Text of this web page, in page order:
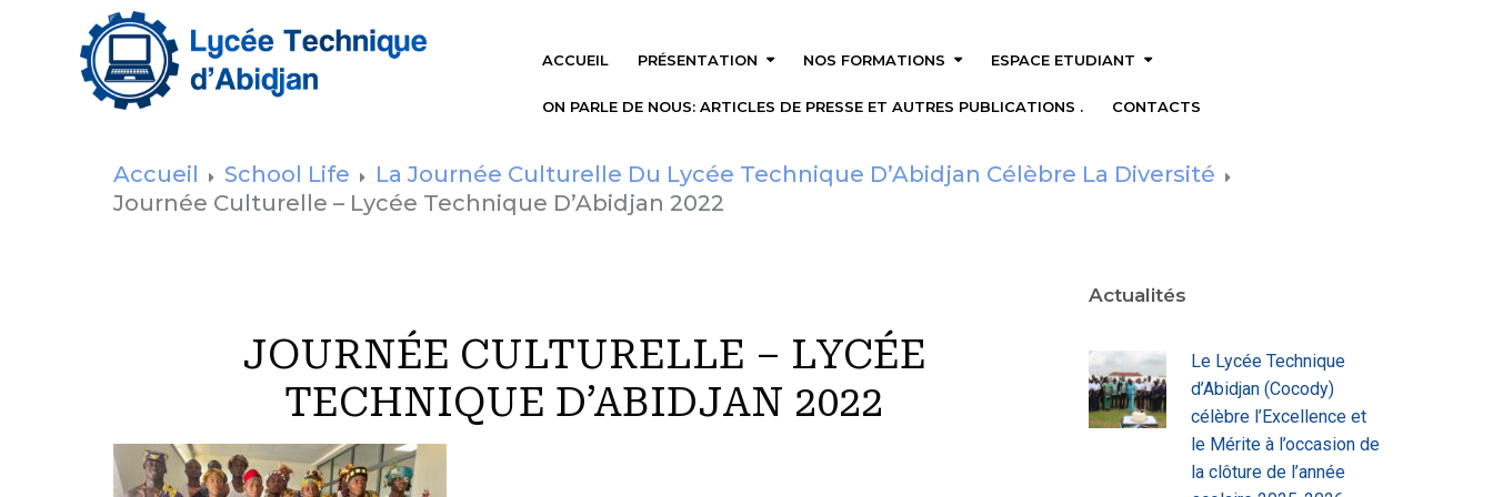
ACCUEIL PRÉSENTATION NOS FORMATIONS ESPACE ETUDIANT
ON PARLE DE NOUS: ARTICLES DE PRESSE ET AUTRES PUBLICATIONS . CONTACTS
Accueil School Life
La Journée Culturelle Du Lycée Technique D’Abidjan Célèbre La Diversité
Journée Culturelle – Lycée Technique D’Abidjan 2022
JOURNÉE CULTURELLE – LYCÉE
TECHNIQUE D’ABIDJAN 2022
Actualités
Le Lycée Technique
d’Abidjan (Cocody)
célèbre l’Excellence et
le Mérite à l’occasion de
la clôture de l’année